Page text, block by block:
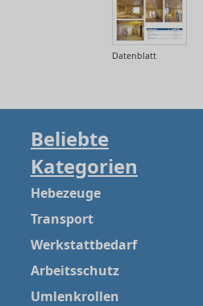
Datenblatt
Beliebte
Kategorien
Hebezeuge
Transport
Werkstattbedarf
Arbeitsschutz
Umlenkrollen